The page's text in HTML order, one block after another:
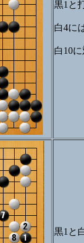
黒1と
白4に
白10
黒1と